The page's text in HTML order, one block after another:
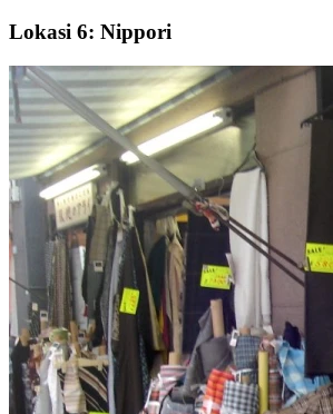
Lokasi 6: Nippori